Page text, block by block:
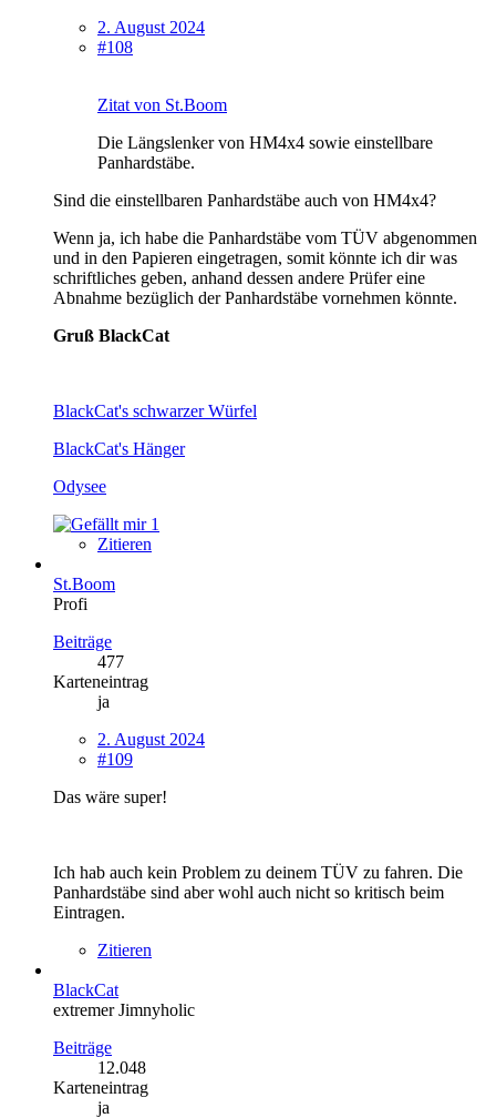
2. August 2024
#108
Zitat von St.Boom
Die Längslenker von HM4x4 sowie einstellbare
Panhardstäbe.
Sind die einstellbaren Panhardstäbe auch von HM4x4?
Wenn ja, ich habe die Panhardstäbe vom TÜV abgenommen
und in den Papieren eingetragen, somit könnte ich dir was
schriftliches geben, anhand dessen andere Prüfer eine
Abnahme bezüglich der Panhardstäbe vornehmen könnte.
Gruß BlackCat
BlackCat's schwarzer Würfel
BlackCat's Hänger
Odysee
1
Zitieren
St.Boom
Profi
Beiträge
477
Karteneintrag
ja
2. August 2024
#109
Das wäre super!
Ich hab auch kein Problem zu deinem TÜV zu fahren. Die
Panhardstäbe sind aber wohl auch nicht so kritisch beim
Eintragen.
Zitieren
BlackCat
extremer Jimnyholic
Beiträge
12.048
Karteneintrag
ja